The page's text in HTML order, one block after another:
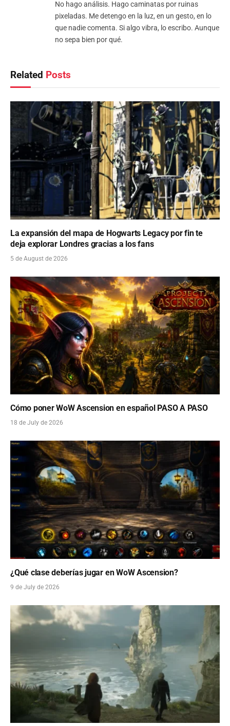
No hago análisis. Hago caminatas por ruinas
pixeladas. Me detengo en la luz, en un gesto, en lo
que nadie comenta. Si algo vibra, lo escribo. Aunque
no sepa bien por qué.
Related Posts
La expansión del mapa de Hogwarts Legacy por fin te
deja explorar Londres gracias a los fans
5 de August de 2026
Cómo poner WoW Ascension en español PASO A PASO
18 de July de 2026
¿Qué clase deberías jugar en WoW Ascension?
9 de July de 2026